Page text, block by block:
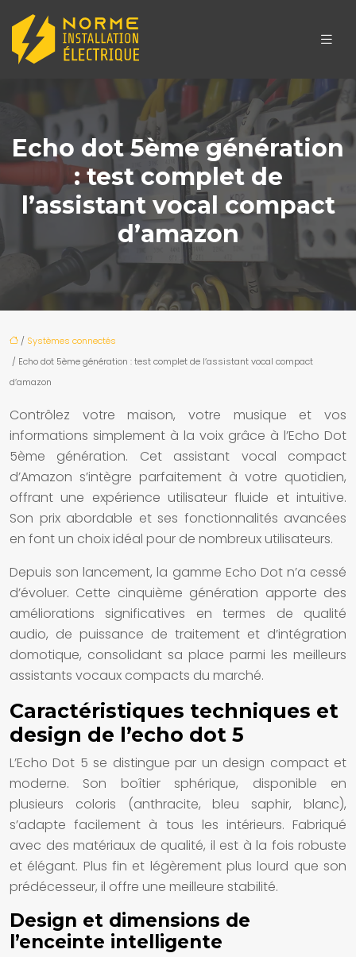
Echo dot 5ème génération
: test complet de
l’assistant vocal compact
d’amazon
/ Systèmes connectés
/ Echo dot 5ème génération : test complet de l’assistant vocal compact
d’amazon
Contrôlez votre maison, votre musique et vos
informations simplement à la voix grâce à l’Echo Dot
5ème génération. Cet assistant vocal compact
d’Amazon s’intègre parfaitement à votre quotidien,
offrant une expérience utilisateur fluide et intuitive.
Son prix abordable et ses fonctionnalités avancées
en font un choix idéal pour de nombreux utilisateurs.
Depuis son lancement, la gamme Echo Dot n’a cessé
d’évoluer. Cette cinquième génération apporte des
améliorations significatives en termes de qualité
audio, de puissance de traitement et d’intégration
domotique, consolidant sa place parmi les meilleurs
assistants vocaux compacts du marché.
Caractéristiques techniques et
design de l’echo dot 5
L’Echo Dot 5 se distingue par un design compact et
moderne. Son boîtier sphérique, disponible en
plusieurs coloris (anthracite, bleu saphir, blanc),
s’adapte facilement à tous les intérieurs. Fabriqué
avec des matériaux de qualité, il est à la fois robuste
et élégant. Plus fin et légèrement plus lourd que son
prédécesseur, il offre une meilleure stabilité.
Design et dimensions de
l’enceinte intelligente